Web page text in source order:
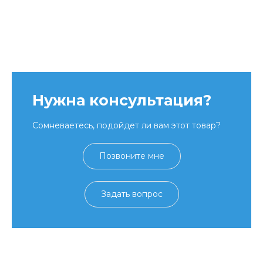
Нужна консультация?
Сомневаетесь, подойдет ли вам этот товар?
Позвоните мне
Задать вопрос